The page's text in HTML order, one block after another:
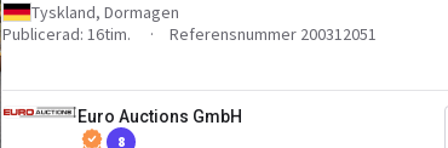
Tyskland, Dormagen
Publicerad: 16tim.
Referensnummer 200312051
Euro Auctions GmbH
8